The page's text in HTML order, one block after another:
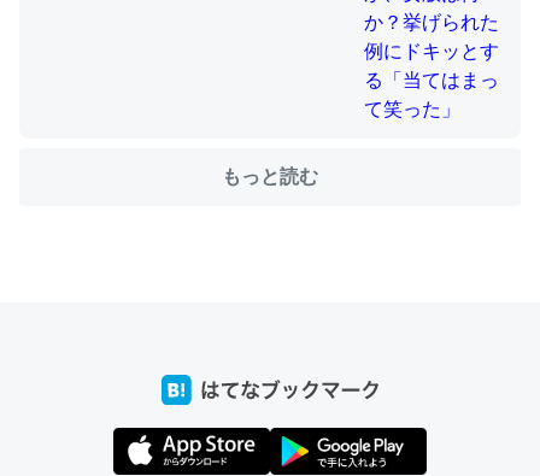
位置情報を共有してる。電池残量や充電中かが分かるので
─たまにLINEするくらいだった遠方の父67歳と僕。ITツール導入で
コミュニケーションが劇的に変化した｜tayorini by LIFULL介護
─たまにLINEするくらいだった遠方の父67歳と僕。ITツール導入で
コミュニケーションが劇的に変化した｜tayorini by LIFULL介護
もっと読む